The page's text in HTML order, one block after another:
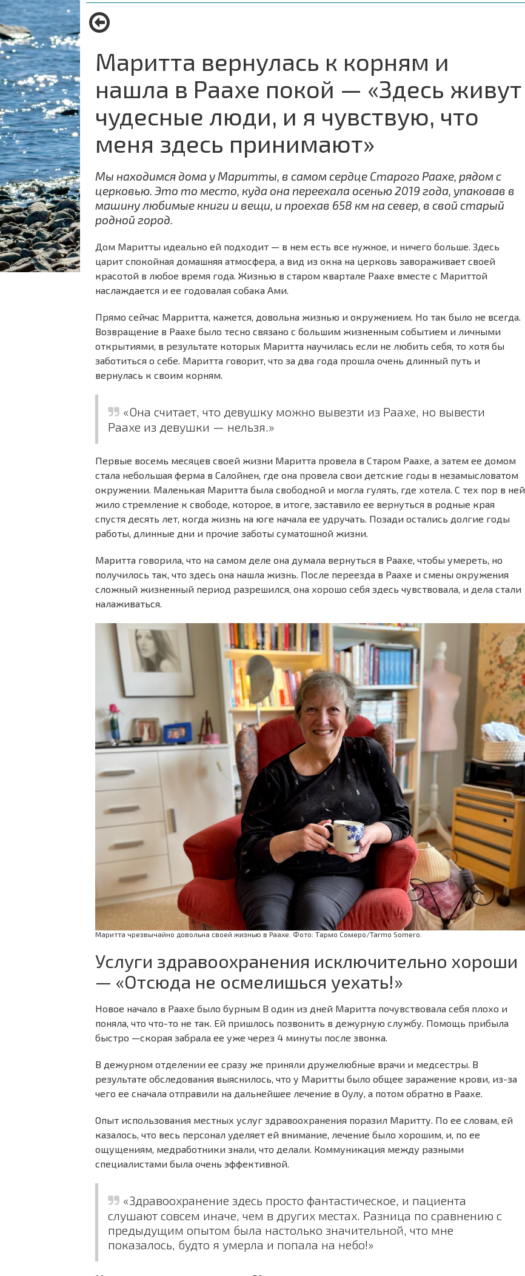
навигации
are
here:
Маритта вернулась к корням и
нашла в Раахе покой — «Здесь живут
чудесные люди, и я чувствую, что
меня здесь принимают»
Мы находимся дома у Маритты, в самом сердце Старого Раахе, рядом с
церковью. Это то место, куда она переехала осенью 2019 года, упаковав в
машину любимые книги и вещи, и проехав 658 км на север, в свой старый
родной город.
Дом Маритты идеально ей подходит — в нем есть все нужное, и ничего больше. Здесь
царит спокойная домашняя атмосфера, а вид из окна на церковь завораживает своей
красотой в любое время года. Жизнью в старом квартале Раахе вместе с Мариттой
наслаждается и ее годовалая собака Ами.
Прямо сейчас Марритта, кажется, довольна жизнью и окружением. Но так было не всегда.
Возвращение в Раахе было тесно связано с большим жизненным событием и личными
открытиями, в результате которых Маритта научилась если не любить себя, то хотя бы
заботиться о себе. Маритта говорит, что за два года прошла очень длинный путь и
вернулась к своим корням.
«Она считает, что девушку можно вывезти из Раахе, но вывести
Раахе из девушки — нельзя.»
Первые восемь месяцев своей жизни Маритта провела в Старом Раахе, а затем ее домом
стала небольшая ферма в Салойнен, где она провела свои детские годы в незамысловатом
окружении. Маленькая Маритта была свободной и могла гулять, где хотела. С тех пор в ней
жило стремление к свободе, которое, в итоге, заставило ее вернуться в родные края
спустя десять лет, когда жизнь на юге начала ее удручать. Позади остались долгие годы
работы, длинные дни и прочие заботы суматошной жизни.
Маритта говорила, что на самом деле она думала вернуться в Раахе, чтобы умереть, но
получилось так, что здесь она нашла жизнь. После переезда в Раахе и смены окружения
сложный жизненный период разрешился, она хорошо себя здесь чувствовала, и дела стали
налаживаться.
Маритта чрезвычайно довольна своей жизнью в Раахе. Фото: Тармо Сомеро/Tarmo Somero.
Услуги здравоохранения исключительно хороши
— «Отсюда не осмелишься уехать!»
Новое начало в Раахе было бурным В один из дней Маритта почувствовала себя плохо и
поняла, что что-то не так. Ей пришлось позвонить в дежурную службу. Помощь прибыла
быстро —скорая забрала ее уже через 4 минуты после звонка.
В дежурном отделении ее сразу же приняли дружелюбные врачи и медсестры. В
результате обследования выяснилось, что у Маритты было общее заражение крови, из-за
чего ее сначала отправили на дальнейшее лечение в Оулу, а потом обратно в Раахе.
Опыт использования местных услуг здравоохранения поразил Маритту. По ее словам, ей
казалось, что весь персонал уделяет ей внимание, лечение было хорошим, и, по ее
ощущениям, медработники знали, что делали. Коммуникация между разными
специалистами была очень эффективной.
«Здравоохранение здесь просто фантастическое, и пациента
слушают совсем иначе, чем в других местах. Разница по сравнению с
предыдущим опытом была настолько значительной, что мне
показалось, будто я умерла и попала на небо!»